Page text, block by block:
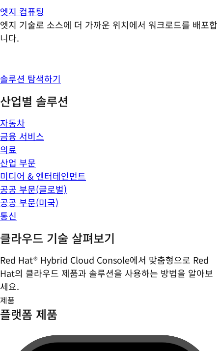
엣지 컴퓨팅
엣지 기술로 소스에 더 가까운 위치에서 워크로드를 배포합
니다.
솔루션 탐색하기
산업별 솔루션
자동차
금융 서비스
의료
산업 부문
미디어 & 엔터테인먼트
공공 부문(글로벌)
공공 부문(미국)
통신
클라우드 기술 살펴보기
Red Hat® Hybrid Cloud Console에서 맞춤형으로 Red
Hat의 클라우드 제품과 솔루션을 사용하는 방법을 알아보
세요.
제품
플랫폼 제품